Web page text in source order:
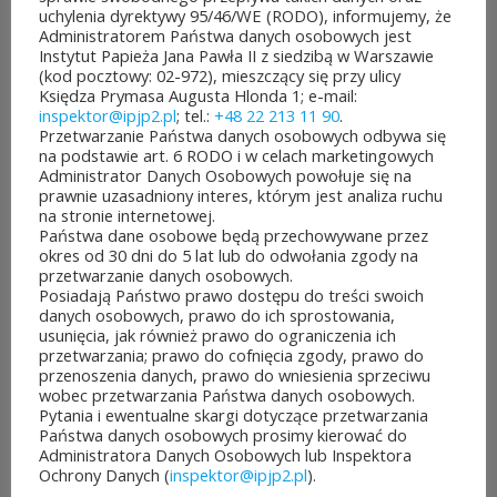
dofinansowanie z budżetu
samorządu województwa
mazowieckiego. Do rozdania
jest aż 30 mln zł! Mieszkańcy
województwa mazowieckiego
po...
CZYTAJ DALEJ
JUBILEUSZOWE XXV MISTRZOSTWA POLSKI
DUCHOWIEŃSTWA W SZACHACH
KLASYCZNYCH.
10 lipca&7b19p;2026
W dniach 6–10 lipca 2026 r. w
uchylenia dyrektywy 95/46/WE (RODO), informujemy, że
Administratorem Państwa danych osobowych jest
Instytut Papieża Jana Pawła II z siedzibą w Warszawie
(kod pocztowy: 02-972), mieszczący się przy ulicy
Księdza Prymasa Augusta Hlonda 1; e-mail:
inspektor@ipjp2.pl; tel.: +48 22 213 11 90.
Przetwarzanie Państwa danych osobowych odbywa się
na podstawie art. 6 RODO i w celach marketingowych
Administrator Danych Osobowych powołuje się na
prawnie uzasadniony interes, którym jest analiza ruchu
na stronie internetowej.
Państwa dane osobowe będą przechowywane przez
okres od 30 dni do 5 lat lub do odwołania zgody na
przetwarzanie danych osobowych.
Posiadają Państwo prawo dostępu do treści swoich
danych osobowych, prawo do ich sprostowania,
usunięcia, jak również prawo do ograniczenia ich
przetwarzania; prawo do cofnięcia zgody, prawo do
przenoszenia danych, prawo do wniesienia sprzeciwu
wobec przetwarzania Państwa danych osobowych.
Pytania i ewentualne skargi dotyczące przetwarzania
Państwa danych osobowych prosimy kierować do
Administratora Danych Osobowych lub Inspektora
Ochrony Danych (inspektor@ipjp2.pl).